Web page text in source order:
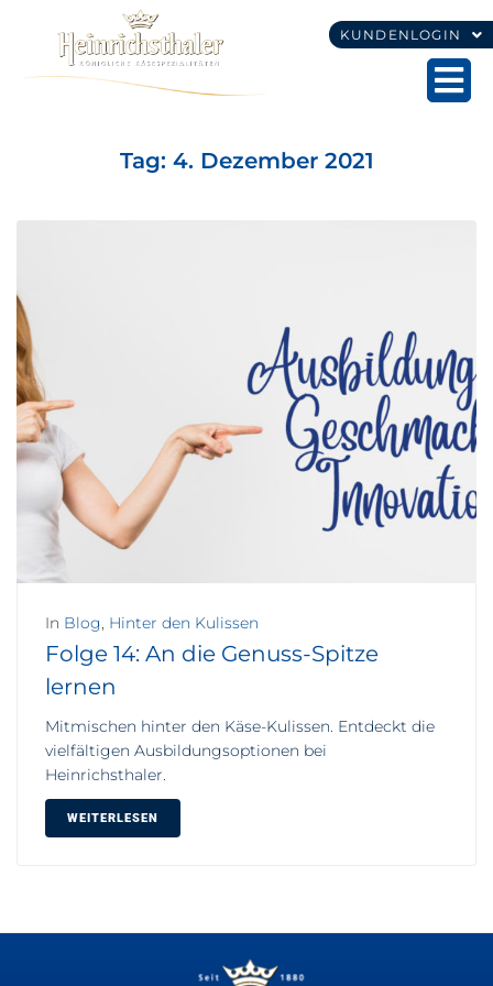
KUNDENLOGIN
Tag: 4. Dezember 2021
In Blog, Hinter den Kulissen
Folge 14: An die Genuss-Spitze
lernen
Mitmischen hinter den Käse-Kulissen. Entdeckt die
vielfältigen Ausbildungsoptionen bei
Heinrichsthaler.
WEITERLESEN